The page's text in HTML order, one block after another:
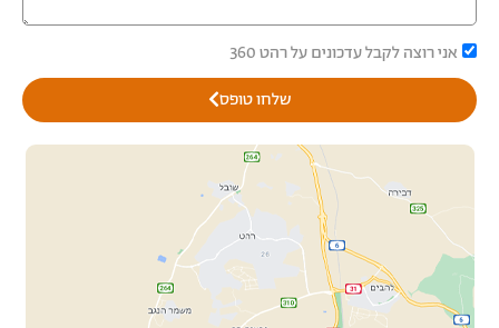
אני רוצה לקבל עדכונים על רהט 360
שלחו טופס